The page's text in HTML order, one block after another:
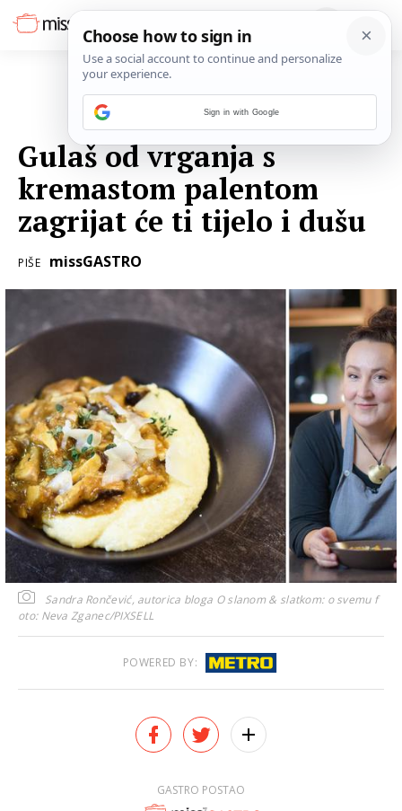
Gulaš od vrganja s
kremastom palentom
zagrijat će ti tijelo i dušu
PIŠE missGASTRO
Sandra Rončević, autorica bloga O slanom & slatkom: o svemu f
oto: Neva Zganec/PIXSELL
POWERED BY:
GASTRO POSTAO
Sign in with Google